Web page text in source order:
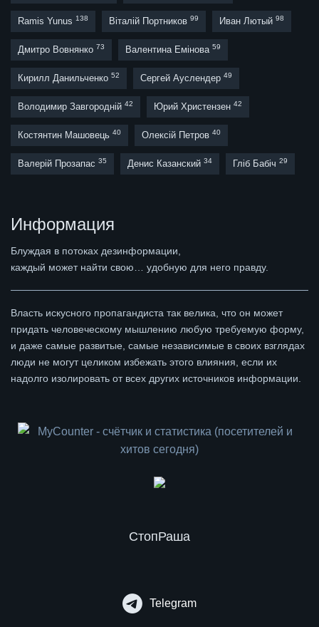
Ramis Yunus 138 Віталій Портников 99 Иван Лютый 98
Дмитро Вовнянко 73 Валентина Емінова 59
Кирилл Данильченко 52 Сергей Ауслендер 49
Володимир Завгородній 42 Юрий Христензен 42
Костянтин Машовець 40 Олексій Петров 40
Валерій Прозапас 35 Денис Казанский 34 Гліб Бабіч 29
Информация
Блуждая в потоках дезинформации,
каждый может найти свою… удобную для него правду.
Власть искусного пропагандиста так велика, что он может
придать человеческому мышлению любую требуемую форму,
и даже самые развитые, самые независимые в своих взглядах
люди не могут целиком избежать этого влияния, если их
надолго изолировать от всех других источников информации.
СтопРаша
Telegram